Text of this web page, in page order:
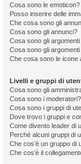
Cosa sono le emoticon?
Posso inserire delle
Che cosa sono gli
Cosa sono gli annunci?
Cosa sono gli
Cosa sono gli
Che cosa sono le icone
Livelli e gruppi di
Cosa sono gli
Cosa sono i moderatori?
Cosa sono i gruppi di
Dove trovo i gruppi e
Come divento leader di
Perché alcuni gruppi di
Che cos’è un gruppo di
Che cos’è il